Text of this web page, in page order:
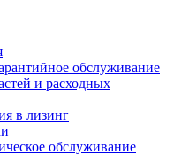
обслуживание
и расходных
в лизинг
обслуживание